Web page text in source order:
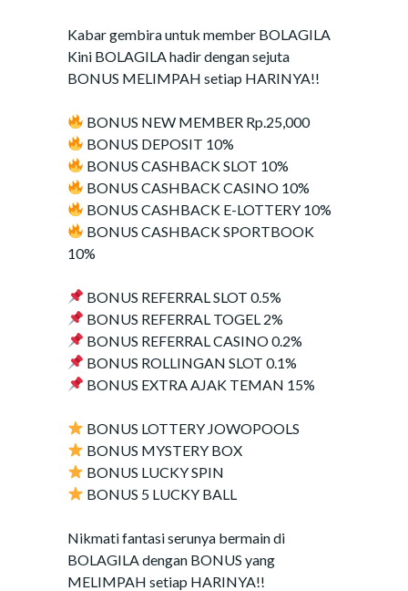
Kabar gembira untuk member BOLAGILA
Kini BOLAGILA hadir dengan sejuta
BONUS MELIMPAH setiap HARINYA!!
BONUS NEW MEMBER Rp.25,000
BONUS DEPOSIT 10%
BONUS CASHBACK SLOT 10%
BONUS CASHBACK CASINO 10%
BONUS CASHBACK E-LOTTERY 10%
BONUS CASHBACK SPORTBOOK
10%
BONUS REFERRAL SLOT 0.5%
BONUS REFERRAL TOGEL 2%
BONUS REFERRAL CASINO 0.2%
BONUS ROLLINGAN SLOT 0.1%
BONUS EXTRA AJAK TEMAN 15%
BONUS LOTTERY JOWOPOOLS
BONUS MYSTERY BOX
BONUS LUCKY SPIN
BONUS 5 LUCKY BALL
Nikmati fantasi serunya bermain di
BOLAGILA dengan BONUS yang
MELIMPAH setiap HARINYA!!